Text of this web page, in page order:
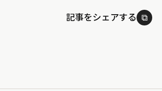
記事をシェアする ⧉